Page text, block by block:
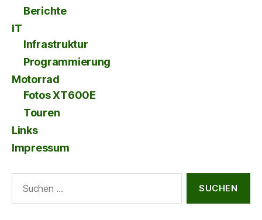
Berichte
IT
Infrastruktur
Programmierung
Motorrad
Fotos XT600E
Touren
Links
Impressum
nach: